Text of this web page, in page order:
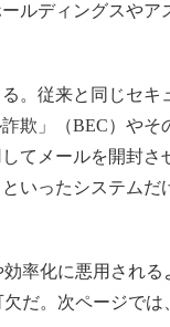
ルディングスやア
。従来と同じセキ
欺」（BEC）やそ
てメールを開封さ
いったシステムだ
率化に悪用される
だ。次ページで